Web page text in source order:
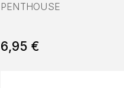
PENTHOUSE
6,95€